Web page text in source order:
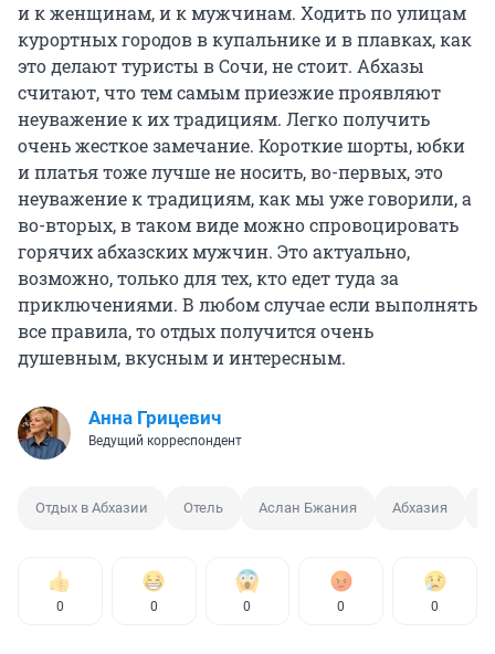
и к женщинам, и к мужчинам. Ходить по улицам
курортных городов в купальнике и в плавках, как
это делают туристы в Сочи, не стоит. Абхазы
считают, что тем самым приезжие проявляют
неуважение к их традициям. Легко получить
очень жесткое замечание. Короткие шорты, юбки
и платья тоже лучше не носить, во-первых, это
неуважение к традициям, как мы уже говорили, а
во-вторых, в таком виде можно спровоцировать
горячих абхазских мужчин. Это актуально,
возможно, только для тех, кто едет туда за
приключениями. В любом случае если выполнять
все правила, то отдых получится очень
душевным, вкусным и интересным.
Анна Грицевич
Ведущий корреспондент
Отдых в Абхазии Отель Аслан Бжания Абхазия
0 0 0 0 0